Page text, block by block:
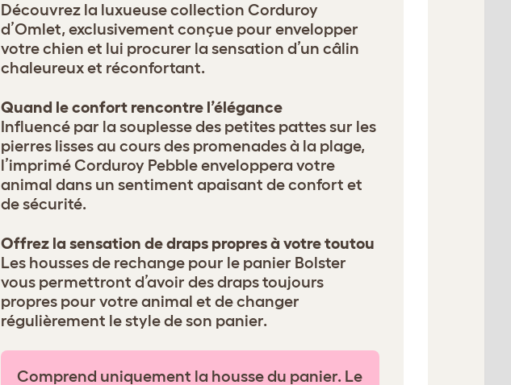
Découvrez la luxueuse collection Corduroy
d’Omlet, exclusivement conçue pour envelopper
votre chien et lui procurer la sensation d’un câlin
chaleureux et réconfortant.
Quand le confort rencontre l’élégance
Influencé par la souplesse des petites pattes sur les
pierres lisses au cours des promenades à la plage,
l’imprimé Corduroy Pebble enveloppera votre
animal dans un sentiment apaisant de confort et
de sécurité.
Offrez la sensation de draps propres à votre toutou
Les housses de rechange pour le panier Bolster
vous permettront d’avoir des draps toujours
propres pour votre animal et de changer
régulièrement le style de son panier.
Comprend uniquement la housse du panier. Le